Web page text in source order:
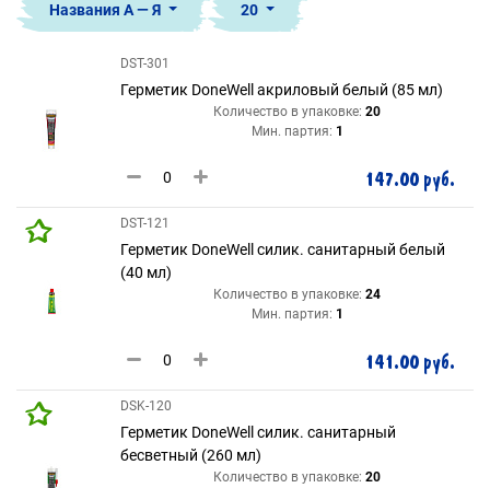
Названия А — Я 20
DST-301
Герметик DoneWell акриловый белый (85 мл)
Количество в упаковке: 20
Мин. партия: 1
147.00 руб.
DST-121
Герметик DoneWell силик. санитарный белый
(40 мл)
Количество в упаковке: 24
Мин. партия: 1
141.00 руб.
DSK-120
Герметик DoneWell силик. санитарный
бесветный (260 мл)
Количество в упаковке: 20